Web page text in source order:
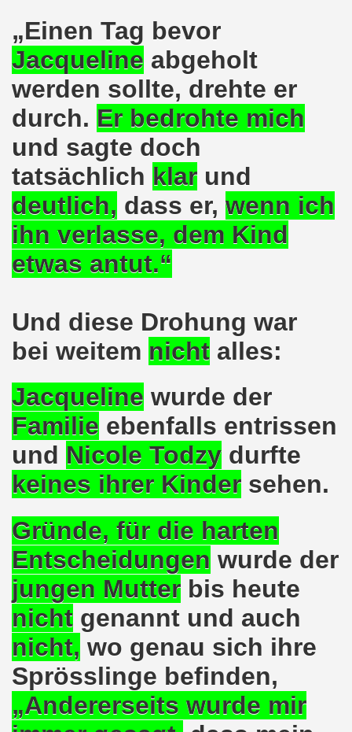
„Einen Tag bevor
Jacqueline abgeholt
werden sollte, drehte er
durch. Er bedrohte mich
und sagte doch
tatsächlich klar und
deutlich, dass er, wenn ich
ihn verlasse, dem Kind
etwas antut.“
Und diese Drohung war
bei weitem nicht alles:
Jacqueline wurde der
Familie ebenfalls entrissen
und Nicole Todzy durfte
keines ihrer Kinder sehen.
Gründe, für die harten
Entscheidungen wurde der
jungen Mutter bis heute
nicht genannt und auch
nicht, wo genau sich ihre
Sprösslinge befinden,
„Andererseits wurde mir
in Bonn! 2.000 Teilnehmerinnen und
Bewegung erklärt sich solidarisch mit der
Bewegung mit breiter Themenpalette
Bewegung am 06.11.2017 - Auf nach Bonn zur großen
am 11.11.2017 in Bonn
protestiert und demonstriert entschieden gegen
Bewegung mit breit gefächerter Themen-Palette
protestiert: Faschist filmt Protestaktion - von
auf der 644. Gelsenkirchener Montagsdemo-
Rechtsruck der Bundesregierung in Berlin!
auch am 24.09.2017 für die internationalistische Liste
zur Bundestagswahl in Berlin am 24.09.2017
im direkten Gespräch - Diskussion mit
ARGE Gelsenkirchen ein Bewerbungstraining
feiert Erfolg - Weltfrauenaktivistin in Indien
30-Stunden-Woche bei vollem Lohnausgleich!
Bewegung wird zum rauschenden Volksfest
Gelsenkirchener Montagsdemo-Bewegung am 14.
Bewegung steht solidarisch hinter Siegmar Herrlinger,
machende Demonstration direkt in der